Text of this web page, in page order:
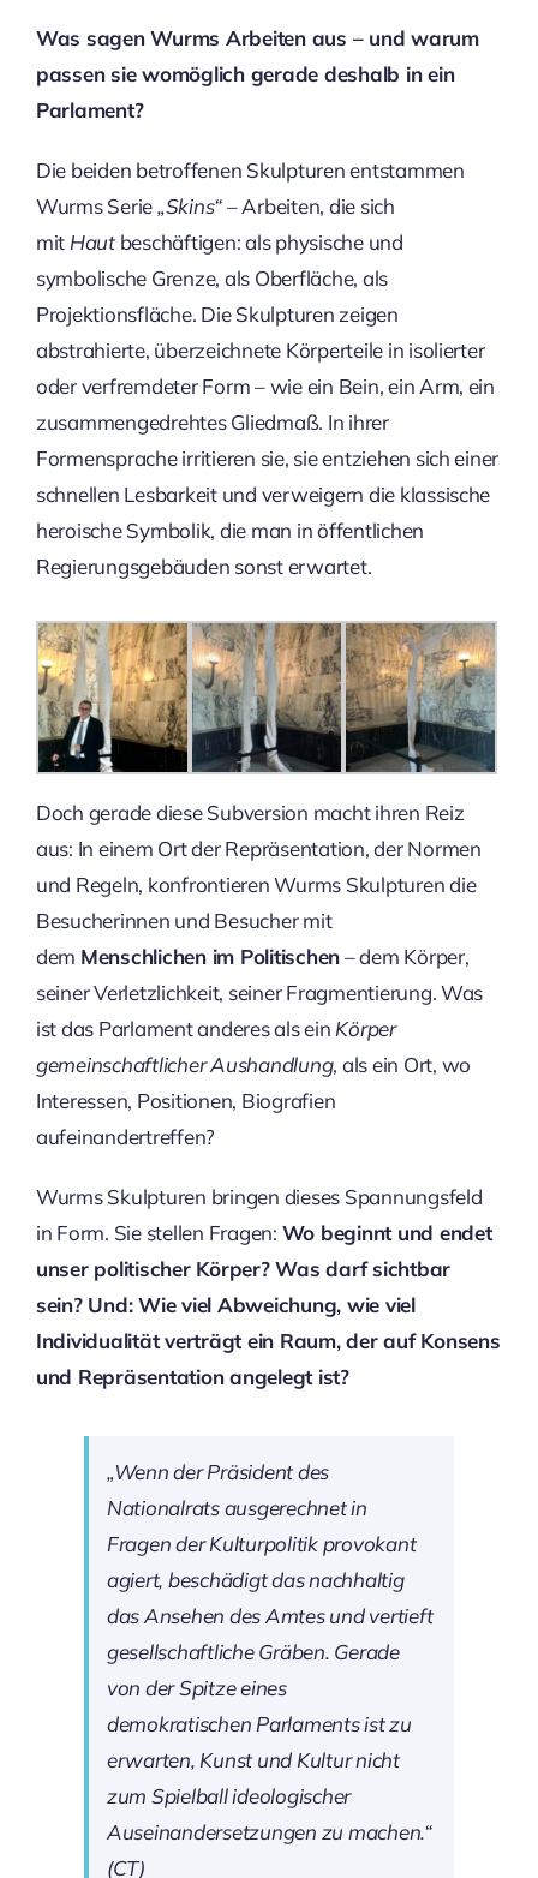
Was sagen Wurms Arbeiten aus – und warum
passen sie womöglich gerade deshalb in ein
Parlament?
Die beiden betroffenen Skulpturen entstammen
Wurms Serie„Skins“– Arbeiten, die sich
mitHautbeschäftigen: als physische und
symbolische Grenze, als Oberfläche, als
Projektionsfläche. Die Skulpturen zeigen
abstrahierte, überzeichnete Körperteile in isolierter
oder verfremdeter Form – wie ein Bein, ein Arm, ein
zusammengedrehtes Gliedmaß. In ihrer
Formensprache irritieren sie, sie entziehen sich einer
schnellen Lesbarkeit und verweigern die klassische
heroische Symbolik, die man in öffentlichen
Regierungsgebäuden sonst erwartet.
Doch gerade diese Subversion macht ihren Reiz
aus: In einem Ort der Repräsentation, der Normen
und Regeln, konfrontieren Wurms Skulpturen die
Besucherinnen und Besucher mit
dem Menschlichen im Politischen– dem Körper,
seiner Verletzlichkeit, seiner Fragmentierung. Was
ist das Parlament anderes als einKörper
gemeinschaftlicher Aushandlung, als ein Ort, wo
Interessen, Positionen, Biografien
aufeinandertreffen?
Wurms Skulpturen bringen dieses Spannungsfeld
in Form. Sie stellen Fragen: Wo beginnt und endet
unser politischer Körper? Was darf sichtbar
sein? Und: Wie viel Abweichung, wie viel
Individualität verträgt ein Raum, der auf Konsens
und Repräsentation angelegt ist?
„Wenn der Präsident des
Nationalrats ausgerechnet in
Fragen der Kulturpolitik provokant
agiert, beschädigt das nachhaltig
das Ansehen des Amtes und vertieft
gesellschaftliche Gräben. Gerade
von der Spitze eines
demokratischen Parlaments ist zu
erwarten, Kunst und Kultur nicht
zum Spielball ideologischer
Auseinandersetzungen zu machen.“
(CT)